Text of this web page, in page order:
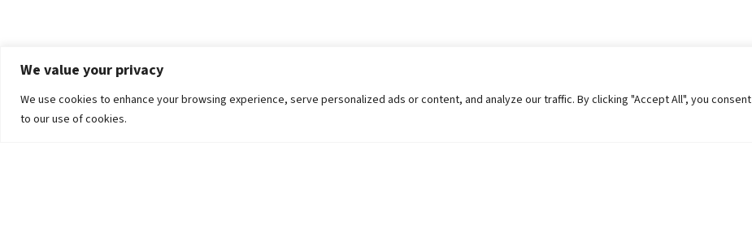
We value your privacy
We use cookies to enhance your browsing experience, serve personalized ads or content, and analyze our traffic. By clicking "Accept All", you consent
to our use of cookies.